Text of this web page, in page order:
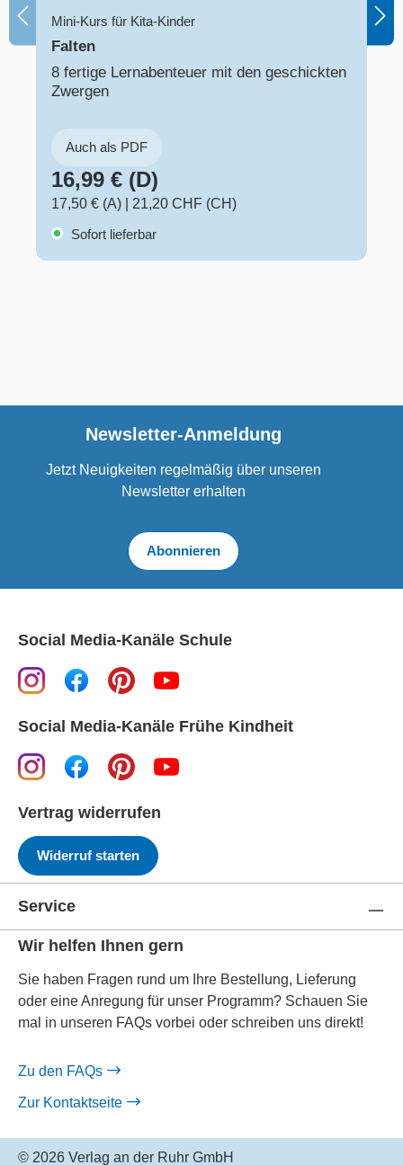
Mini-Kurs für Kita-Kinder
Falten
8 fertige Lernabenteuer mit den geschickten
Zwergen
Auch als PDF
16,99 € (D)
17,50 € (A)
21,20 CHF (CH)
Sofort lieferbar
Newsletter-Anmeldung
Jetzt Neuigkeiten regelmäßig über unseren
Newsletter erhalten
Abonnieren
Social Media-Kanäle Schule
Social Media-Kanäle Frühe Kindheit
Vertrag widerrufen
Widerruf starten
Service
Wir helfen Ihnen gern
Sie haben Fragen rund um Ihre Bestellung, Lieferung
oder eine Anregung für unser Programm? Schauen Sie
mal in unseren FAQs vorbei oder schreiben uns direkt!
Zu den FAQs
Zur Kontaktseite
© 2026 Verlag an der Ruhr GmbH